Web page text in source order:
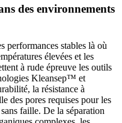
des environnements
performances stables là où
élevées et les
à rude épreuve les outils
Kleansep™ et
la résistance à
des pores requises pour les
faille. De la séparation